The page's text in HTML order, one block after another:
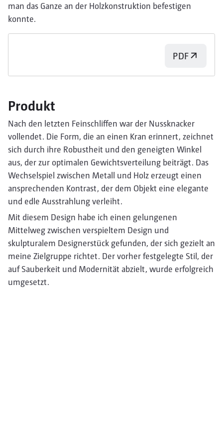
man das Ganze an der Holzkonstruktion befestigen
konnte.
PDF
Produkt
Nach den letzten Feinschliffen war der Nussknacker
vollendet. Die Form, die an einen Kran erinnert, zeichnet
sich durch ihre Robustheit und den geneigten Winkel
aus, der zur optimalen Gewichtsverteilung beiträgt. Das
Wechselspiel zwischen Metall und Holz erzeugt einen
ansprechenden Kontrast, der dem Objekt eine elegante
und edle Ausstrahlung verleiht.
Mit diesem Design habe ich einen gelungenen
Mittelweg zwischen verspieltem Design und
skulpturalem Designerstück gefunden, der sich gezielt an
meine Zielgruppe richtet. Der vorher festgelegte Stil, der
auf Sauberkeit und Modernität abzielt, wurde erfolgreich
umgesetzt.